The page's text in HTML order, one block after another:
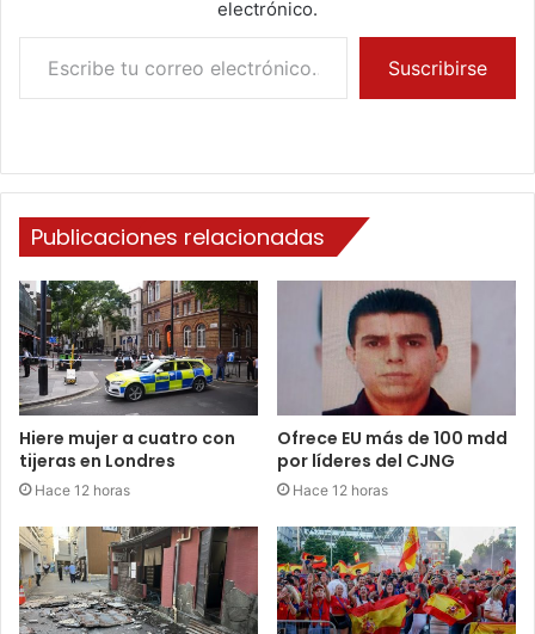
electrónico.
Escribe tu correo electrónico…
Suscribirse
Publicaciones relacionadas
Hiere mujer a cuatro con
tijeras en Londres
Hace 12 horas
Ofrece EU más de 100 mdd
por líderes del CJNG
Hace 12 horas